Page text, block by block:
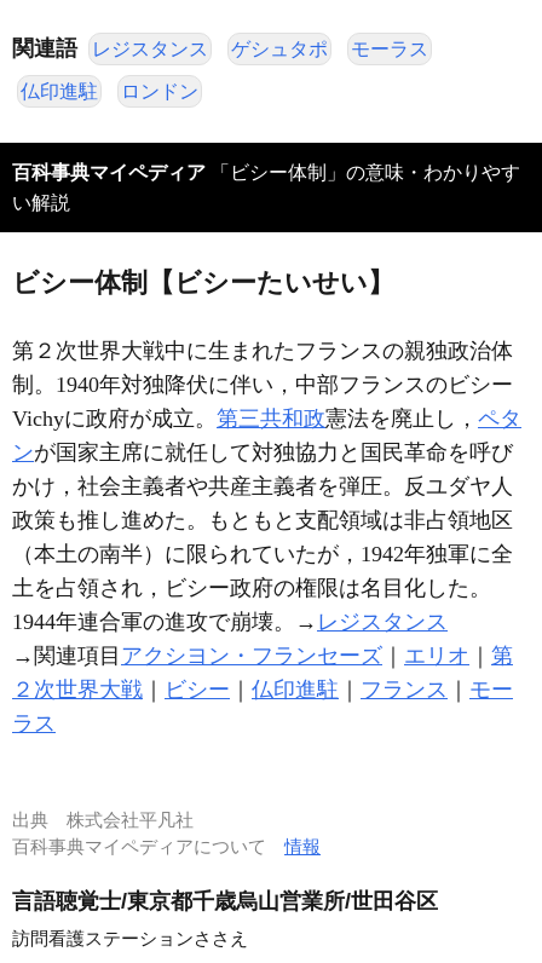
関連語 レジスタンス ゲシュタポ モーラス
仏印進駐 ロンドン
百科事典マイペディア 「ビシー体制」の意味・わかりやす
い解説
ビシー体制【ビシーたいせい】
第２次世界大戦中に生まれたフランスの親独政治体
制。1940年対独降伏に伴い，中部フランスのビシー
Vichyに政府が成立。 第三共和政憲法を廃止し， ペタ
ンが国家主席に就任して対独協力と国民革命を呼び
かけ，社会主義者や共産主義者を弾圧。反ユダヤ人
政策も推し進めた。もともと支配領域は非占領地区
（本土の南半）に限られていたが，1942年独軍に全
土を占領され，ビシー政府の権限は名目化した。
1944年連合軍の進攻で崩壊。→ レジスタンス
→関連項目 アクシヨン・フランセーズ ｜ エリオ ｜ 第
２次世界大戦 ｜ ビシー ｜ 仏印進駐 ｜ フランス ｜ モー
ラス
出典 株式会社平凡社
百科事典マイペディアについて情報
言語聴覚士/東京都千歳烏山営業所/世田谷区
訪問看護ステーションささえ